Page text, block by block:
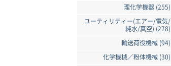
理化学機器 (255)
ユーティリティー(エアー/電気/
純水/真空) (278)
輸送荷役機械 (94)
化学機械／粉体機械 (30)